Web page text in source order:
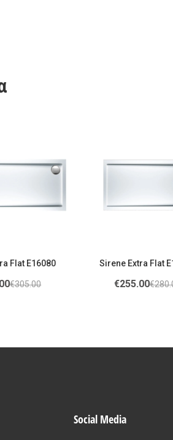
Flat E16080
€305.00
Sirene Extra Flat
€
€255.00
Social Media